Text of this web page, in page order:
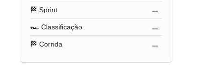
🏁 Sprint ...
🏎️ Classificação ...
🏁 Corrida ...